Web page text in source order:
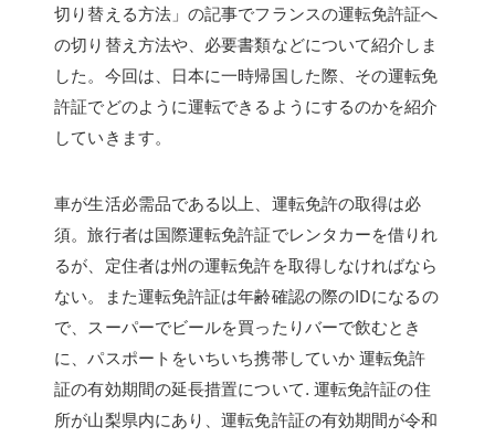
切り替える方法」の記事でフランスの運転免許証へ
の切り替え方法や、必要書類などについて紹介しま
した。今回は、日本に一時帰国した際、その運転免
許証でどのように運転できるようにするのかを紹介
していきます。
車が生活必需品である以上、運転免許の取得は必
須。旅行者は国際運転免許証でレンタカーを借りれ
るが、定住者は州の運転免許を取得しなければなら
ない。また運転免許証は年齢確認の際のIDになるの
で、スーパーでビールを買ったりバーで飲むとき
に、パスポートをいちいち携帯していか 運転免許
証の有効期間の延長措置について. 運転免許証の住
所が山梨県内にあり、運転免許証の有効期間が令和